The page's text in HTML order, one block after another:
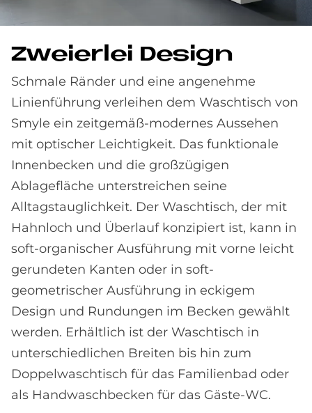
Zwei­er­lei De­sign
Schmale Ränder und eine angenehme
Linienführung verleihen dem Waschtisch von
Smyle ein zeitgemäß-modernes Aussehen
mit optischer Leichtigkeit. Das funktionale
Innenbecken und die großzügigen
Ablagefläche unterstreichen seine
Alltagstauglichkeit. Der Waschtisch, der mit
Hahnloch und Überlauf konzipiert ist, kann in
soft-organischer Ausführung mit vorne leicht
gerundeten Kanten oder in soft-
geometrischer Ausführung in eckigem
Design und Rundungen im Becken gewählt
werden. Erhältlich ist der Waschtisch in
unterschiedlichen Breiten bis hin zum
Doppelwaschtisch für das Familienbad oder
als Handwaschbecken für das Gäste-WC.